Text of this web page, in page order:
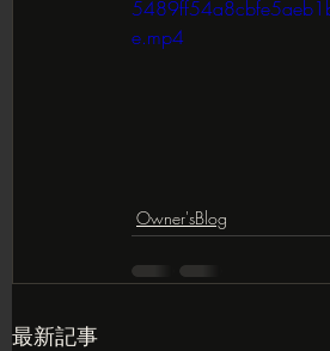
e.mp4
Owner'sBlog
最新記事